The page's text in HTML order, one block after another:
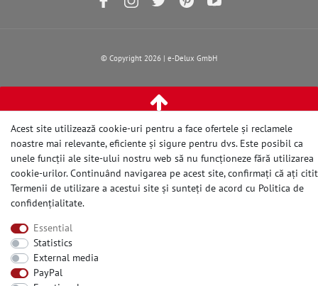
© Copyright 2026 | e-Delux GmbH
Acest site utilizează cookie-uri pentru a face ofertele și reclamele
noastre mai relevante, eficiente și sigure pentru dvs. Este posibil ca
unele funcții ale site-ului nostru web să nu funcționeze fără utilizarea
cookie-urilor. Continuând navigarea pe acest site, confirmați că ați citit
Termenii de utilizare a acestui site și sunteți de acord cu Politica de
confidențialitate.
Essential
Statistics
External media
PayPal